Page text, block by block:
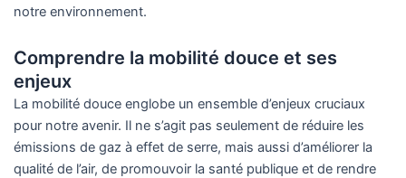
notre environnement.
Comprendre la mobilité douce et ses
enjeux
La mobilité douce englobe un ensemble d’enjeux cruciaux
pour notre avenir. Il ne s’agit pas seulement de réduire les
émissions de gaz à effet de serre, mais aussi d’améliorer la
qualité de l’air, de promouvoir la santé publique et de rendre